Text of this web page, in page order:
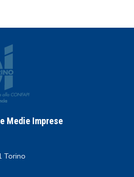
Medie Imprese
Torino